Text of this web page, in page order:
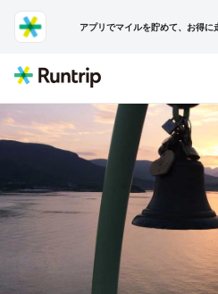
アプリでマイルを貯めて、お得に